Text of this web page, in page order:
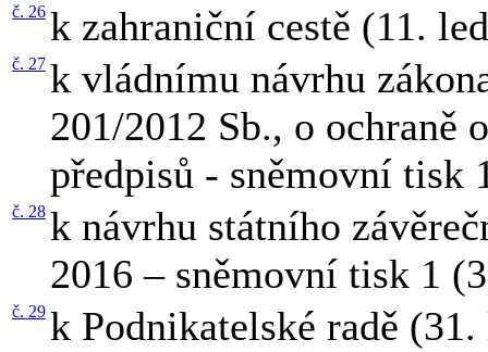
č. 26 k zahraniční cestě (11.
č. 27 k vládnímu návrhu
201/2012 Sb., o ochraně
předpisů - sněmovní tisk
č. 28 k návrhu státního
2016 – sněmovní tisk 1
č. 29 k Podnikatelské radě